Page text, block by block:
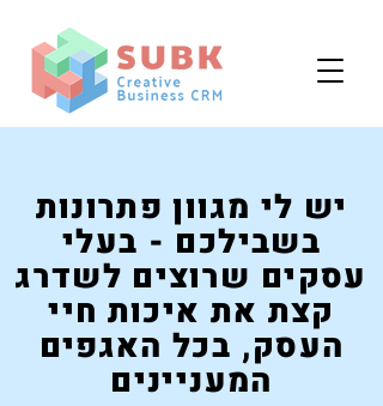
יש לי מגוון פתרונות
בשבילכם - בעלי
עסקים שרוצים לשדרג
קצת את איכות חיי
העסק, בכל האגפים
המעניינים